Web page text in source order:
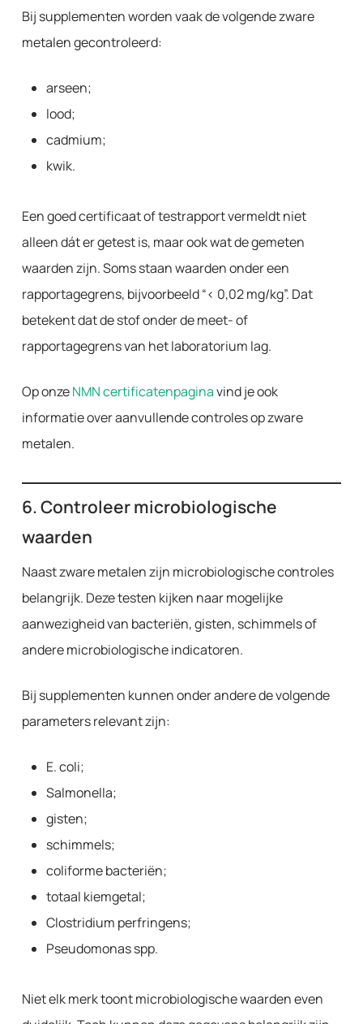
Bij supplementen worden vaak de volgende zware
metalen gecontroleerd:
arseen;
lood;
cadmium;
kwik.
Een goed certificaat of testrapport vermeldt niet
alleen dát er getest is, maar ook wat de gemeten
waarden zijn. Soms staan waarden onder een
rapportagegrens, bijvoorbeeld “< 0,02 mg/kg”. Dat
betekent dat de stof onder de meet- of
rapportagegrens van het laboratorium lag.
Op onzeNMN certificatenpaginavind je ook
informatie over aanvullende controles op zware
metalen.
6. Controleer microbiologische
waarden
Naast zware metalen zijn microbiologische controles
belangrijk. Deze testen kijken naar mogelijke
aanwezigheid van bacteriën, gisten, schimmels of
andere microbiologische indicatoren.
Bij supplementen kunnen onder andere de volgende
parameters relevant zijn:
E. coli;
Salmonella;
gisten;
schimmels;
coliforme bacteriën;
totaal kiemgetal;
Clostridium perfringens;
Pseudomonas spp.
Niet elk merk toont microbiologische waarden even